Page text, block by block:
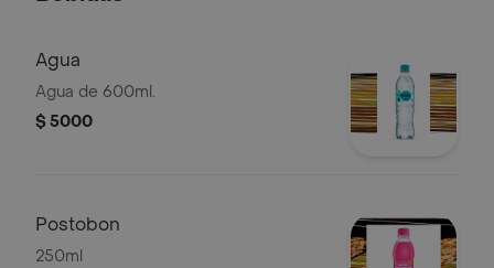
Agua
Agua de 600ml.
$ 5000
Postobon
250ml